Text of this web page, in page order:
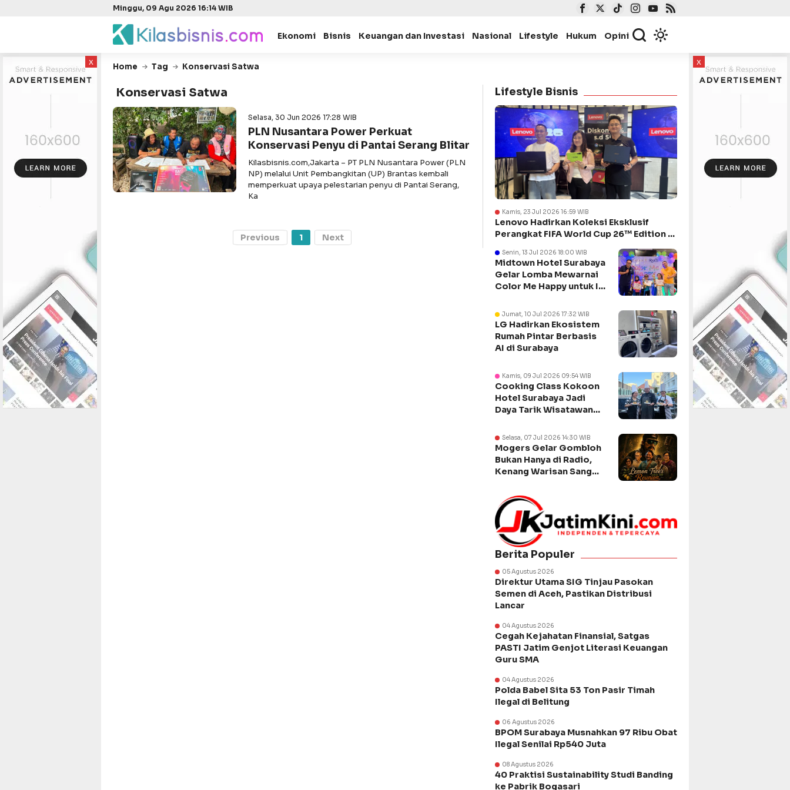
Minggu, 09 Agu 2026 16:14 WIB
Ekonomi Bisnis Keuangan dan Investasi Nasional Lifestyle Hukum Opini
x x
Home Tag Konservasi Satwa
Konservasi Satwa
Selasa, 30 Jun 2026 17:28 WIB
PLN Nusantara Power Perkuat
Konservasi Penyu di Pantai Serang Blitar
Kilasbisnis.com,Jakarta – PT PLN Nusantara Power (PLN
NP) melalui Unit Pembangkitan (UP) Brantas kembali
memperkuat upaya pelestarian penyu di Pantai Serang,
Ka
Previous 1 Next
Lifestyle Bisnis
Kamis, 23 Jul 2026 16:59 WIB
Lenovo Hadirkan Koleksi Eksklusif
Perangkat FIFA World Cup 26™ Edition di
Senin, 13 Jul 2026 18:00 WIB
Midtown Hotel Surabaya
Gelar Lomba Mewarnai
Color Me Happy untuk Isi
Jumat, 10 Jul 2026 17:32 WIB
LG Hadirkan Ekosistem
Rumah Pintar Berbasis
AI di Surabaya
Kamis, 09 Jul 2026 09:54 WIB
Cooking Class Kokoon
Hotel Surabaya Jadi
Daya Tarik Wisatawan
Selasa, 07 Jul 2026 14:30 WIB
Mogers Gelar Gombloh
Bukan Hanya di Radio,
Kenang Warisan Sang
Berita Populer
05 Agustus 2026
Direktur Utama SIG Tinjau Pasokan
Semen di Aceh, Pastikan Distribusi
Lancar
04 Agustus 2026
Cegah Kejahatan Finansial, Satgas
PASTI Jatim Genjot Literasi Keuangan
Guru SMA
04 Agustus 2026
Polda Babel Sita 53 Ton Pasir Timah
Ilegal di Belitung
06 Agustus 2026
BPOM Surabaya Musnahkan 97 Ribu Obat
Ilegal Senilai Rp540 Juta
08 Agustus 2026
40 Praktisi Sustainability Studi Banding
ke Pabrik Bogasari